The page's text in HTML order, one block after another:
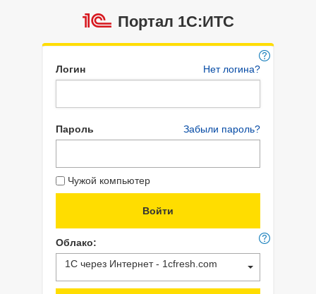
Портал 1C:ИТС
Логин Нет логина?
Пароль Забыли пароль?
Чужой компьютер
Облако:
1С через Интернет - 1cfresh.com